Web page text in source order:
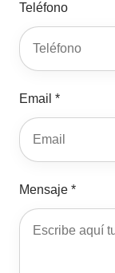
Teléfono
Email *
Mensaje *